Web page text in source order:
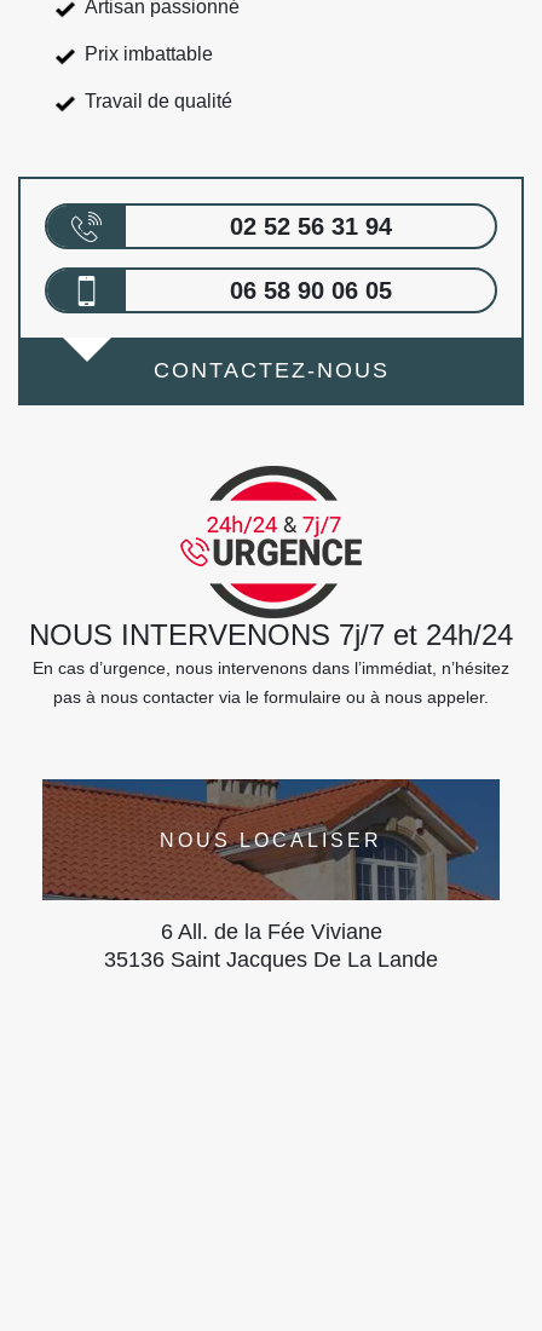
Artisan passionné
Prix imbattable
Travail de qualité
02 52 56 31 94
06 58 90 06 05
CONTACTEZ-NOUS
NOUS INTERVENONS 7j/7 et 24h/24
En cas d’urgence, nous intervenons dans l’immédiat, n’hésitez
pas à nous contacter via le formulaire ou à nous appeler.
NOUS LOCALISER
6 All. de la Fée Viviane
35136 Saint Jacques De La Lande